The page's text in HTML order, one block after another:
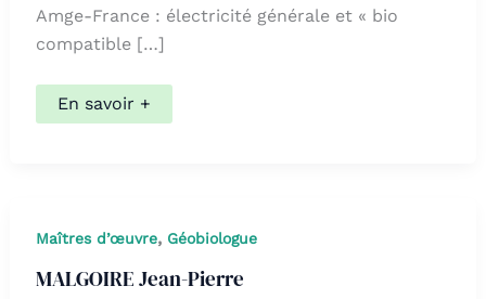
Amge-France : électricité générale et « bio
compatible […]
LOISON
Joseph
En savoir +
Maîtres d’œuvre, Géobiologue
MALGOIRE Jean-Pierre